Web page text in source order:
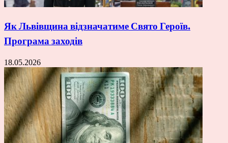
Як Львівщина відзначатиме Свято Героїв.
Програма заходів
18.05.2026